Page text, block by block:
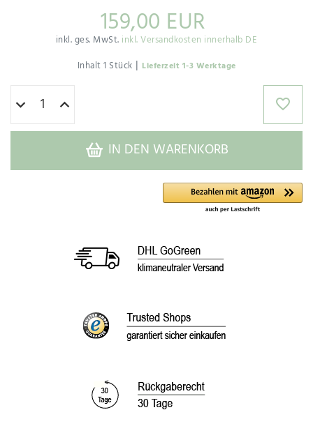
159,00 EUR
inkl. ges. MwSt. inkl. Versandkosten innerhalb DE
Inhalt1 Stück | Lieferzeit 1-3 Werktage
IN DEN WARENKORB